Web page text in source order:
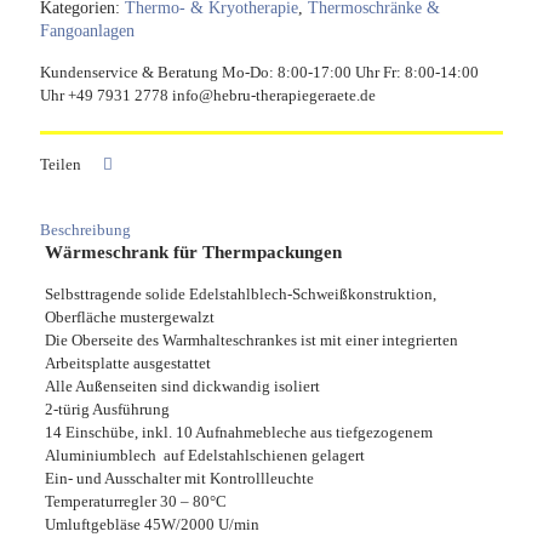
Kategorien: Thermo- & Kryotherapie, Thermoschränke &
Fangoanlagen
Kundenservice & Beratung Mo-Do: 8:00-17:00 Uhr Fr: 8:00-14:00
Uhr +49 7931 2778 info@hebru-therapiegeraete.de
Teilen
Beschreibung
Wärmeschrank für Thermpackungen
Selbsttragende solide Edelstahlblech-Schweißkonstruktion,
Oberfläche mustergewalzt
Die Oberseite des Warmhalteschrankes ist mit einer integrierten
Arbeitsplatte ausgestattet
Alle Außenseiten sind dickwandig isoliert
2-türig Ausführung
14 Einschübe, inkl. 10 Aufnahmebleche aus tiefgezogenem
Aluminiumblech auf Edelstahlschienen gelagert
Ein- und Ausschalter mit Kontrollleuchte
Temperaturregler 30 – 80°C
Umluftgebläse 45W/2000 U/min